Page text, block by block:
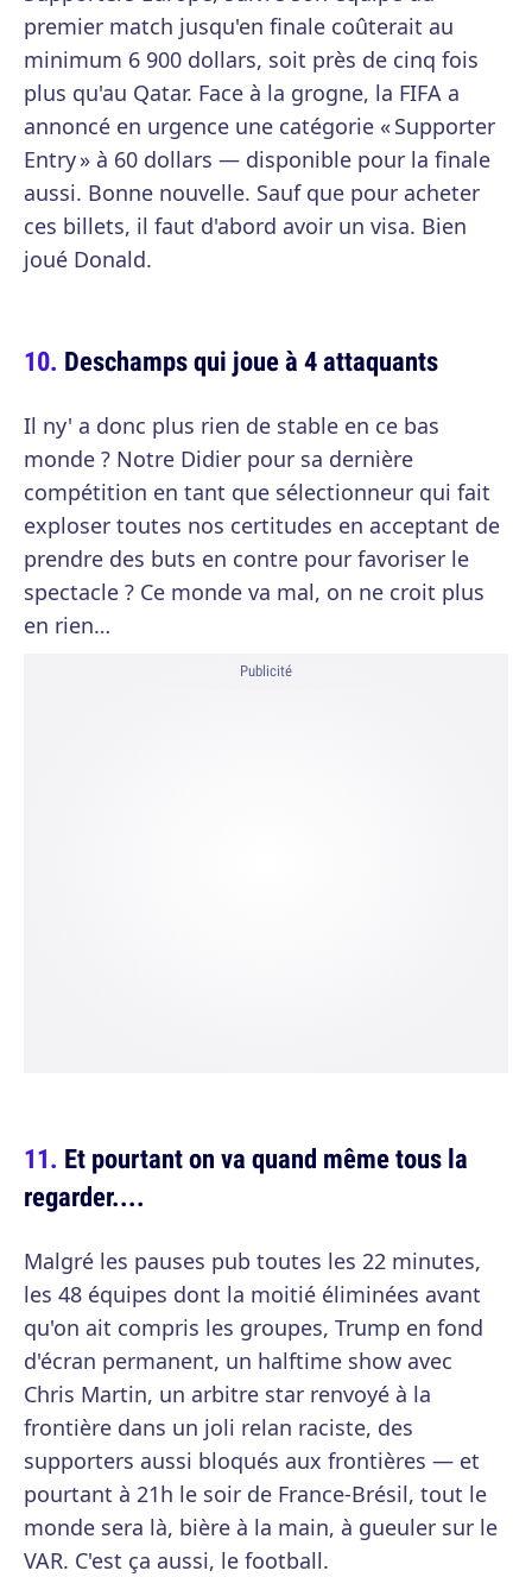
premier match jusqu'en finale coûterait au
minimum 6 900 dollars, soit près de cinq fois
plus qu'au Qatar. Face à la grogne, la FIFA a
annoncé en urgence une catégorie « Supporter
Entry » à 60 dollars — disponible pour la finale
aussi. Bonne nouvelle. Sauf que pour acheter
ces billets, il faut d'abord avoir un visa. Bien
joué Donald.
Deschamps qui joue à 4 attaquants
Il ny' a donc plus rien de stable en ce bas
monde ? Notre Didier pour sa dernière
compétition en tant que sélectionneur qui fait
exploser toutes nos certitudes en acceptant de
prendre des buts en contre pour favoriser le
spectacle ? Ce monde va mal, on ne croit plus
en rien…
Publicité
Et pourtant on va quand même tous la
regarder....
Malgré les pauses pub toutes les 22 minutes,
les 48 équipes dont la moitié éliminées avant
qu'on ait compris les groupes, Trump en fond
d'écran permanent, un halftime show avec
Chris Martin, un arbitre star renvoyé à la
frontière dans un joli relan raciste, des
supporters aussi bloqués aux frontières — et
pourtant à 21h le soir de France-Brésil, tout le
monde sera là, bière à la main, à gueuler sur le
VAR. C'est ça aussi, le football.